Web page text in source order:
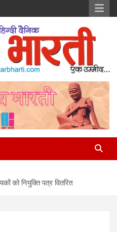
Group
को नियुक्ति पत्र वितरित